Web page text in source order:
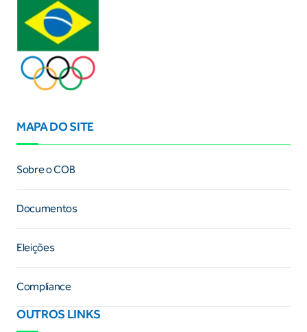
MAPA DO SITE
Sobre o COB
Documentos
Eleições
Compliance
OUTROS LINKS